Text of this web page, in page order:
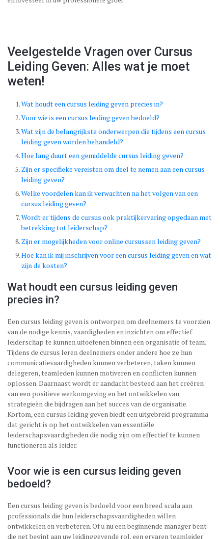
Veelgestelde Vragen over Cursus
Leiding Geven: Alles wat je moet
weten!
Wat houdt een cursus leiding geven precies in?
Voor wie is een cursus leiding geven bedoeld?
Wat zijn de belangrijkste onderwerpen die tijdens een cursus
leiding geven worden behandeld?
Hoe lang duurt een gemiddelde cursus leiding geven?
Zijn er specifieke vereisten om deel te nemen aan een cursus
leiding geven?
Welke voordelen kan ik verwachten na het volgen van een
cursus leiding geven?
Wordt er tijdens de cursus ook praktijkervaring opgedaan met
betrekking tot leiderschap?
Zijn er mogelijkheden voor online cursussen leiding geven?
Hoe kan ik mij inschrijven voor een cursus leiding geven en wat
zijn de kosten?
Wat houdt een cursus leiding geven
precies in?
Een cursus leiding geven is ontworpen om deelnemers te voorzien
van de nodige kennis, vaardigheden en inzichten om effectief
leiderschap te kunnen uitoefenen binnen een organisatie of team.
Tijdens de cursus leren deelnemers onder andere hoe ze hun
communicatievaardigheden kunnen verbeteren, taken kunnen
delegeren, teamleden kunnen motiveren en conflicten kunnen
oplossen. Daarnaast wordt er aandacht besteed aan het creëren
van een positieve werkomgeving en het ontwikkelen van
strategieën die bijdragen aan het succes van de organisatie.
Kortom, een cursus leiding geven biedt een uitgebreid programma
dat gericht is op het ontwikkelen van essentiële
leiderschapsvaardigheden die nodig zijn om effectief te kunnen
functioneren als leider.
Voor wie is een cursus leiding geven
bedoeld?
Een cursus leiding geven is bedoeld voor een breed scala aan
professionals die hun leiderschapsvaardigheden willen
ontwikkelen en verbeteren. Of u nu een beginnende manager bent
die net begint aan uw leidinggevende rol, een ervaren teamleider